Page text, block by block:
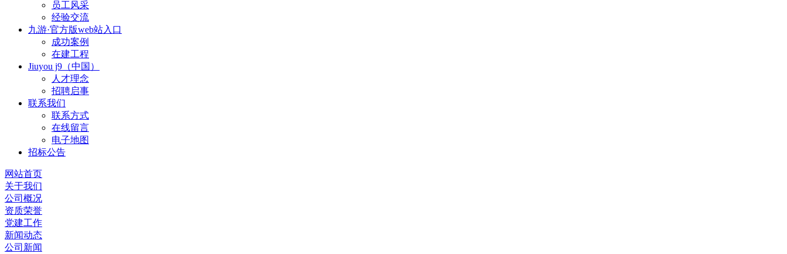
员工风采
经验交流
九游·官方版web站入口
成功案例
在建工程
Jiuyou j9（中国）
人才理念
招聘启事
联系我们
联系方式
在线留言
电子地图
招标公告
网站首页
关于我们
公司概况
资质荣誉
党建工作
新闻动态
公司新闻